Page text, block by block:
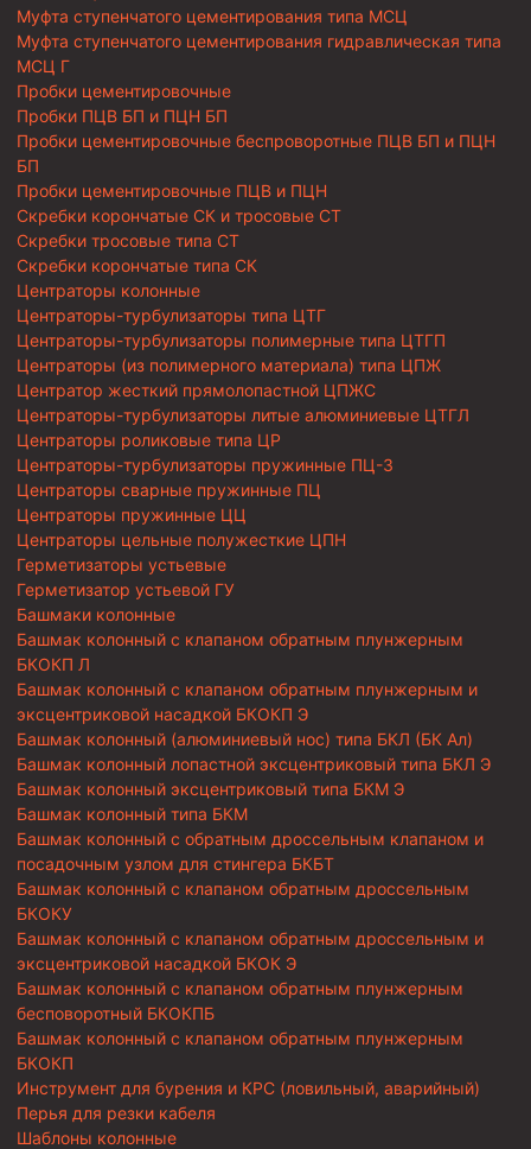
Муфта ступенчатого цементирования типа МСЦ
Муфта ступенчатого цементирования гидравлическая типа
МСЦ Г
Пробки цементировочные
Пробки ПЦВ БП и ПЦН БП
Пробки цементировочные беспроворотные ПЦВ БП и ПЦН
БП
Пробки цементировочные ПЦВ и ПЦН
Скребки корончатые СК и тросовые СТ
Скребки тросовые типа СТ
Скребки корончатые типа СК
Центраторы колонные
Центраторы-турбулизаторы типа ЦТГ
Центраторы-турбулизаторы полимерные типа ЦТГП
Центраторы (из полимерного материала) типа ЦПЖ
Центратор жесткий прямолопастной ЦПЖС
Центраторы-турбулизаторы литые алюминиевые ЦТГЛ
Центраторы роликовые типа ЦР
Центраторы-турбулизаторы пружинные ПЦ-3
Центраторы сварные пружинные ПЦ
Центраторы пружинные ЦЦ
Центраторы цельные полужесткие ЦПН
Герметизаторы устьевые
Герметизатор устьевой ГУ
Башмаки колонные
Башмак колонный с клапаном обратным плунжерным
БКОКП Л
Башмак колонный с клапаном обратным плунжерным и
эксцентриковой насадкой БКОКП Э
Башмак колонный (алюминиевый нос) типа БКЛ (БК Ал)
Башмак колонный лопастной эксцентриковый типа БКЛ Э
Башмак колонный эксцентриковый типа БКМ Э
Башмак колонный типа БКМ
Башмак колонный с обратным дроссельным клапаном и
посадочным узлом для стингера БКБТ
Башмак колонный с клапаном обратным дроссельным
БКОКУ
Башмак колонный с клапаном обратным дроссельным и
эксцентриковой насадкой БКОК Э
Башмак колонный с клапаном обратным плунжерным
бесповоротный БКОКПБ
Башмак колонный с клапаном обратным плунжерным
БКОКП
Инструмент для бурения и КРС (ловильный, аварийный)
Перья для резки кабеля
Шаблоны колонные